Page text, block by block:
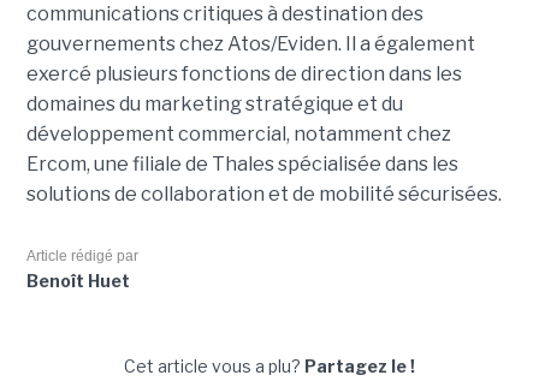
communications critiques à destination des
gouvernements chez Atos/Eviden. Il a également
exercé plusieurs fonctions de direction dans les
domaines du marketing stratégique et du
développement commercial, notamment chez
Ercom, une filiale de Thales spécialisée dans les
solutions de collaboration et de mobilité sécurisées.
Article rédigé par
Benoît Huet
Cet article vous a plu? Partagez le !